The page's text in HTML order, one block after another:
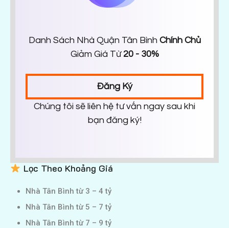
Danh Sách Nhà Quận Tân Bình Chính Chủ
Giảm Giá Từ 20 - 30%
Đăng Ký
Chúng tôi sẽ liên hệ tư vấn ngay sau khi
bạn đăng ký!
Lọc Theo Khoảng Giá
Nhà Tân Bình từ 3 – 4 tỷ
Nhà Tân Bình từ 5 – 7 tỷ
Nhà Tân Bình từ 7 – 9 tỷ